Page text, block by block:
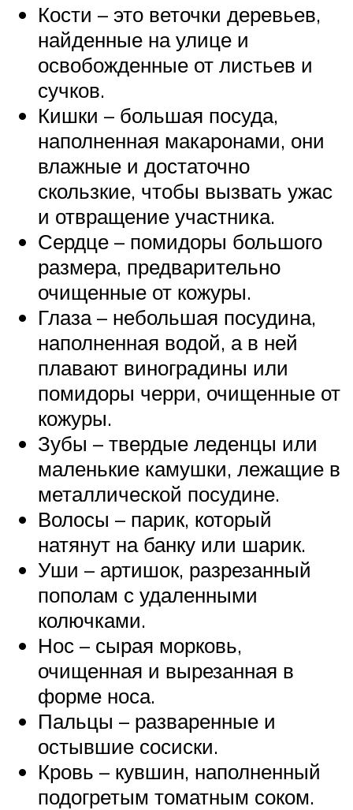
Кости – это веточки деревьев,
найденные на улице и
освобожденные от листьев и
сучков.
Кишки – большая посуда,
наполненная макаронами, они
влажные и достаточно
скользкие, чтобы вызвать ужас
и отвращение участника.
Сердце – помидоры большого
размера, предварительно
очищенные от кожуры.
Глаза – небольшая посудина,
наполненная водой, а в ней
плавают виноградины или
помидоры черри, очищенные от
кожуры.
Зубы – твердые леденцы или
маленькие камушки, лежащие в
металлической посудине.
Волосы – парик, который
натянут на банку или шарик.
Уши – артишок, разрезанный
пополам с удаленными
колючками.
Нос – сырая морковь,
очищенная и вырезанная в
форме носа.
Пальцы – разваренные и
остывшие сосиски.
Кровь – кувшин, наполненный
подогретым томатным соком.